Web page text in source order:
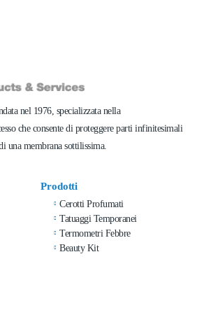
nel 1976, specializzata nella
che consente di proteggere parti infinitesimali
una membrana sottilissima.
Prodotti
Cerotti Profumati
Tatuaggi Temporanei
Termometri Febbre
Beauty Kit